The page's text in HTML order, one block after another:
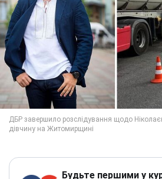
Будьте першими у